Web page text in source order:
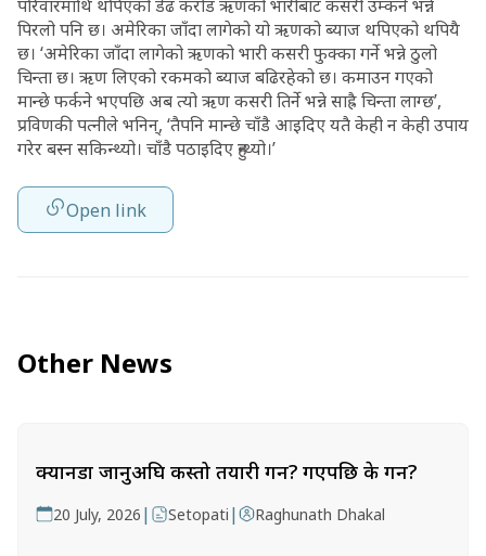
परिवारमाथि थपिएको डेढ करोड ऋणको भारीबाट कसरी उम्कने भन्ने
पिरलो पनि छ। अमेरिका जाँदा लागेको यो ऋणको ब्याज थपिएको थपियै
छ। ‘अमेरिका जाँदा लागेको ऋणको भारी कसरी फुक्का गर्ने भन्ने ठुलो
चिन्ता छ। ऋण लिएको रकमको ब्याज बढिरहेको छ। कमाउन गएको
मान्छे फर्कने भएपछि अब त्यो ऋण कसरी तिर्ने भन्ने साह्रै चिन्ता लाग्छ’,
प्रविणकी पत्नीले भनिन्, ‘तैपनि मान्छे चाँडै आइदिए यतै केही न केही उपाय
गरेर बस्न सकिन्थ्यो। चाँडै पठाइदिए हुन्थ्यो।’
Open link
Other News
क्यानडा जानुअघि कस्तो तयारी गर्ने? गएपछि के गर्ने?
20 July, 2026 | Setopati | Raghunath Dhakal